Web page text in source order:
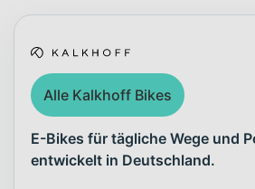
Alle Kalkhoff Bikes
E-Bikes für tägliche Wege und
entwickelt in Deutschland.